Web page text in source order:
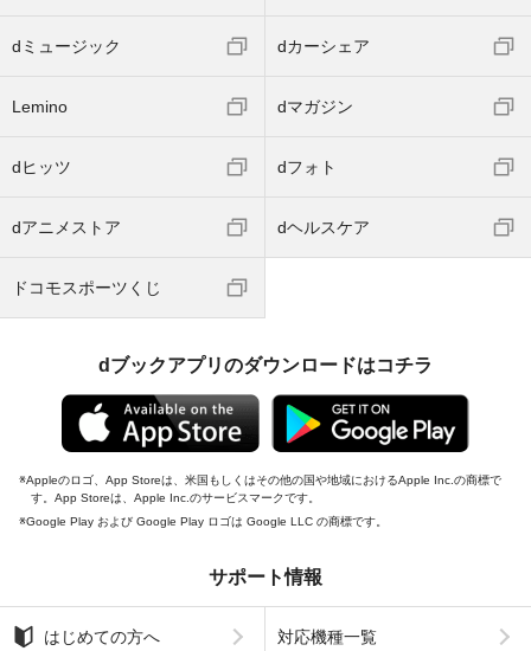
dミュージック dカーシェア
Lemino dマガジン
dヒッツ dフォト
dアニメストア dヘルスケア
ドコモスポーツくじ
dブックアプリのダウンロードはコチラ
Appleのロゴ、App Storeは、米国もしくはその他の国や地域におけるApple Inc.の商標で
す。App Storeは、Apple Inc.のサービスマークです。
Google Play および Google Play ロゴは Google LLC の商標です。
サポート情報
はじめての方へ 対応機種一覧